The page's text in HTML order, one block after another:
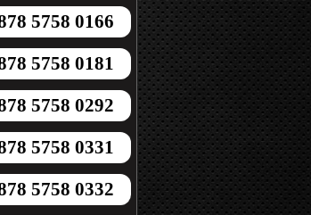
5758 0166
5758 0181
5758 0292
5758 0331
5758 0332